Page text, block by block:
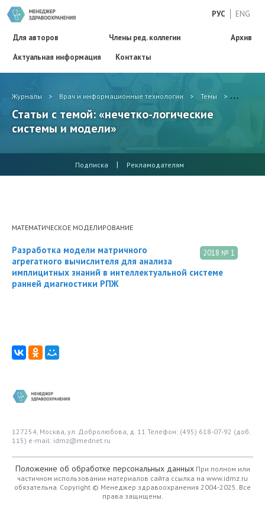
РУС ENG
Для авторов Члены ред. коллегии
Архив
Актуальная информация
Контакты
Журналы > Врач и информационные технологии > Темы >
Статьи с темой: «нечетко-логические
системы и модели»
Подписка | Рекламодателям
МАТЕМАТИЧЕСКОЕ МОДЕЛИРОВАНИЕ
2018 № 1
Разработка модели матричного
агрегатного вычислителя для анализа
имплицитных знаний в интеллектуальной системе
ранней диагностики РПЖ
127254, Москва, ул. Добролюбова, д. 11 Телефон: (495) 618-07-92 (доб.
115) e-mail: idmz@mednet.ru
Положение об обработке персональных данныхПри полном или
частичном использовании материалов сайта ссылка на www.idmz.ru
обязательна. Copyright © Менеджер здравоохранения 2004-2025. Все
права защищены.